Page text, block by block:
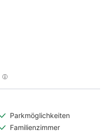
Parkmöglichkeiten
Familienzimmer